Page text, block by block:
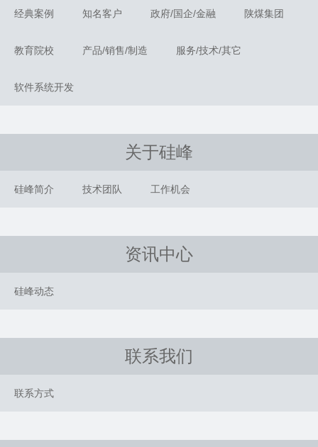
经典案例 知名客户 政府/国企/金融 陕煤集团
教育院校 产品/销售/制造 服务/技术/其它
软件系统开发
关于硅峰
硅峰简介 技术团队 工作机会
资讯中心
硅峰动态
联系我们
联系方式